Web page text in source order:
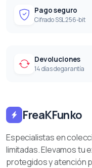
Pago seguro
Cifrado SSL 256-bit
Devoluciones
14 días de garantía
FreaKFunko
Especialistas en
limitadas. Elevamos tu
protegidos y atención